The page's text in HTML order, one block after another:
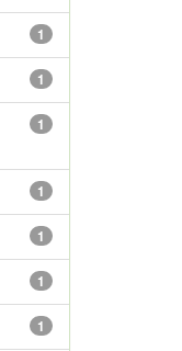
1
1
1
1
1
1
1